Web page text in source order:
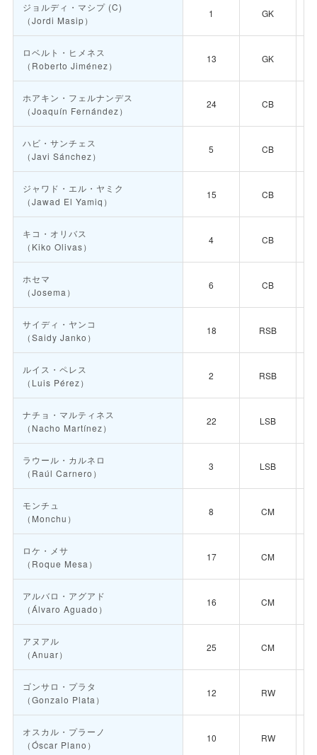
ジョルディ・マシプ (C)
（Jordi Masip）
1 GK
ロベルト・ヒメネス
（Roberto Jiménez）
13 GK
ホアキン・フェルナンデス
（Joaquín Fernández）
24 CB
ハビ・サンチェス
（Javi Sánchez）
5 CB
ジャワド・エル・ヤミク
（Jawad El Yamiq）
15 CB
キコ・オリバス
（Kiko Olivas）
4 CB
ホセマ
（Josema）
6 CB
サイディ・ヤンコ
（Saidy Janko）
18 RSB
ルイス・ペレス
（Luis Pérez）
2 RSB
ナチョ・マルティネス
（Nacho Martínez）
22 LSB
ラウール・カルネロ
（Raúl Carnero）
3 LSB
モンチュ
（Monchu）
8 CM
ロケ・メサ
（Roque Mesa）
17 CM
アルバロ・アグアド
（Álvaro Aguado）
16 CM
アヌアル
（Anuar）
25 CM
ゴンサロ・プラタ
（Gonzalo Plata）
12 RW
オスカル・プラーノ
（Óscar Plano）
10 RW